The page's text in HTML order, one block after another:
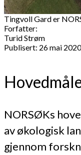
Tingvoll Gard er
Forfatter:
Turid Strøm
Publisert: 26 mai
NORSØKs
av økologisk
gjennom